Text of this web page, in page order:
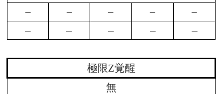
–
– – –
–
–
– – – –
極限Z覚醒
無